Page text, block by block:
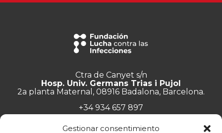
Gestionar consentimiento
Ctra de Canyet s/n
Hosp. Univ. Germans Trias i Pujol
2a planta Maternal, 08916 Badalona, Barcelona.
+34 934 657 897
info@lluita.org